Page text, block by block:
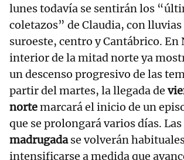
lunes todavía se sentirán los
coletazos” de Claudia, con lluvias
suroeste, centro y Cantábrico. En
interior de la mitad norte ya
un descenso progresivo de las
partir del martes, la llegada de
nortemarcará el inicio de un
que se prolongará varios días. Las
madrugadase volverán
intensificarse a medida que